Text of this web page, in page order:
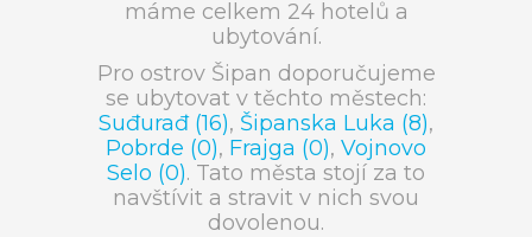
máme celkem 24 hotelů a
ubytování.
Pro ostrov Šipan doporučujeme
se ubytovat v těchto městech:
Suđurađ (16), Šipanska Luka (8),
Pobrde (0), Frajga (0), Vojnovo
Selo (0). Tato města stojí za to
navštívit a stravit v nich svou
dovolenou.